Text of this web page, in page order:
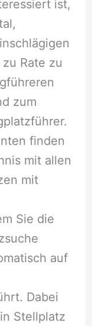
ist,
Rate zu
zum
finden
mit allen
mit
Sie die
auf
Dabei
Stellplatz